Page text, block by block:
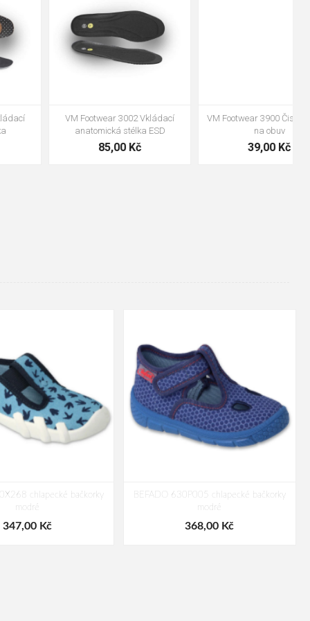
VM Footwear 3600 Impregnace
water stop
Bennon ABSORBA XTR ESD vložka
chlapecké bačkorky
modré
347,00 Kč
BEFADO 630P005 chlapecké bačkorky
modré
368,00 Kč